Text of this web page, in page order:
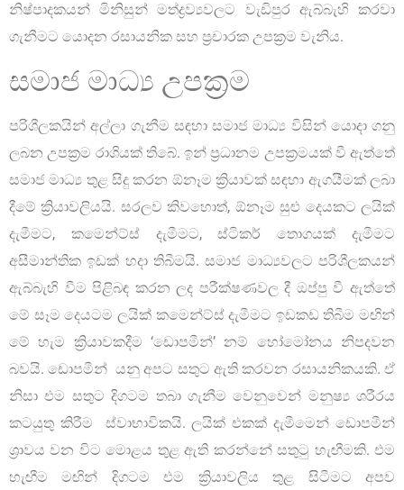
නිෂ්පාදකයන් මිනිසුන් මත්ද්‍රව්‍යවලට වැඩිපුර ඇබ්බැහි කරවා
ගැනීමට යොදන රසායනික සහ ප්‍රචාරක උපක්‍රම වැනිය.
සමාජ මාධ්‍ය උපක්‍රම
පරිශීලකයින් අල්ලා ගැනීම සඳහා සමාජ මාධ්‍ය විසින් යොදා ගනු
ලබන උපක්‍රම රාශියක් තිබේ. ඉන් ප්‍රධානම උපක්‍රමයක් වී ඇත්තේ
සමාජ මාධ්‍ය තුළ සිදු කරන ඕනෑම ක්‍රියාවක් සඳහා ඇගයීමක් ලබා
දීමේ ක්‍රියාවලියයි. සරලව කිවහොත්, ඕනෑම සුළු දෙයකට ලයික්
දැමීමට, කමෙන්ට්ස් දැමීමට, ස්ටිකර් තොගයක් දැමීමට
අසීමාන්තික ඉඩක් හදා තිබීමයි. සමාජ මාධ්‍යවලට පරිශීලකයන්
ඇබ්බැහි වීම පිළිබඳ කරන ලද පරීක්ෂණවල දී ඔප්පු වී ඇත්තේ
මේ සෑම දෙයටම ලයික් කමෙන්ට්ස් දැමීමට ඉඩකඩ තිබීම මඟින්
මේ හැම ක්‍රියාවකදීම ‘ඩොපමීන්’ නම් හෝමෝනය නිපදවන
බවයි. ඩොපමීන් යනු අපට සතුට ඇති කරවන රසායනිකයකි. ඒ
නිසා එම සතුට දිගටම තබා ගැනීම වෙනුවෙන් මනුෂ්‍ය ශරීරය
කටයුතු කිරීම ස්වාභාවිකයි. ලයික් එකක් දැමීමෙන් ඩොපමීන්
ශ්‍රාවය වන විට මොළය තුළ ඇති කරන්නේ සතුටු හැඟීමකි. එම
හැඟීම මඟින් දිගටම එම ක්‍රියාවලිය තුළ සිටීමට අපව